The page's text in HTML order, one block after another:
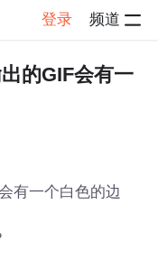
登录 频道
的GIF会有一
有一个白色的边